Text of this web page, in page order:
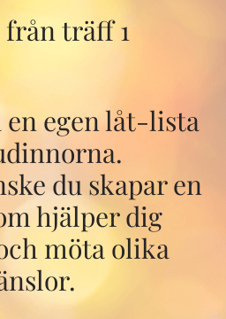
träff 1
en egen låt-lista
du skapar en
hjälper dig
möta olika